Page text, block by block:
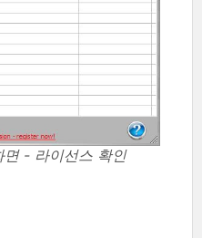
면 - 라이선스 확인